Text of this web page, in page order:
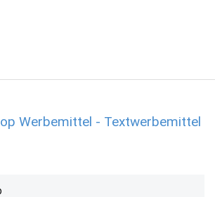
Werbemittel - Textwerbemittel